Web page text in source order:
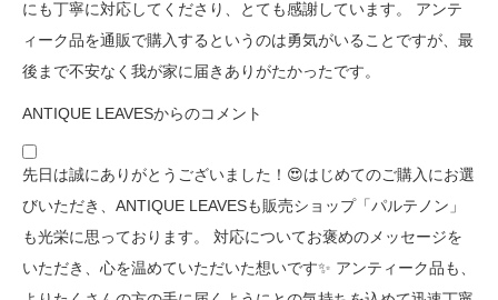
にも丁寧に対応してくださり、とても感謝しています。 アンテ
ィーク品を通販で購入するというのは勇気がいることですが、最
後まで不安なく我が家に届きありがたかったです。
ANTIQUE LEAVESからのコメント
先日は誠にありがとうございました！😍はじめてのご購入にお選
びいただき、ANTIQUE LEAVESも販売ショップ「パルテノン」
も光栄に思っております。 対応についてお褒めのメッセージを
いただき、心を温めていただいた想いです✨ アンティーク品も、